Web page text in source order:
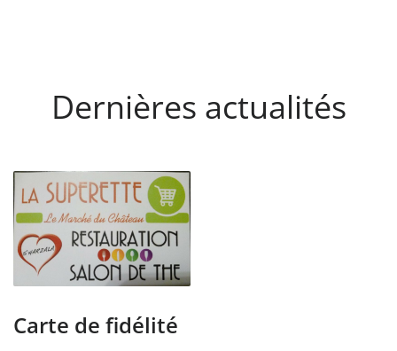
Dernières actualités
Carte de fidélité